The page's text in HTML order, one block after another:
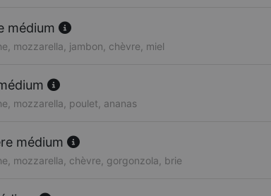
médium
mozzarella, jambon, chèvre, miel
mozzarella, poulet, ananas
médium
mozzarella, chèvre, gorgonzola, brie